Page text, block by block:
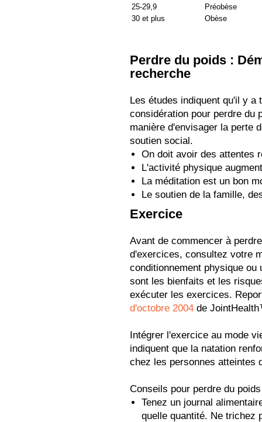
25-29,9
30 et plus
Préobèse
Obèse
Perdre du poids :
recherche
Les études indiquent qu'il y a
considération pour perdre du
manière d'envisager la perte
soutien social.
On doit avoir des attentes
L'activité physique
La méditation est un bon
Le soutien de la famille,
Exercice
Avant de commencer à
d'exercices, consultez votre
conditionnement physique
sont les bienfaits et les
exécuter les exercices.
d'octobre 2004 de
Intégrer l'exercice au mode
indiquent que la natation
chez les personnes atteintes
Conseils pour perdre du
Tenez un journal
quelle quantité. Ne trichez